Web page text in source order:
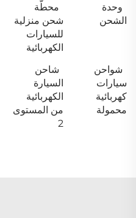
وحدة
الشحن
محطّة
شحن منزلية
للسيارات
الكهربائية
شواحن
سيارات
كهربائية
محمولة
شاحن
السيارة
الكهربائية
من المستوى
2